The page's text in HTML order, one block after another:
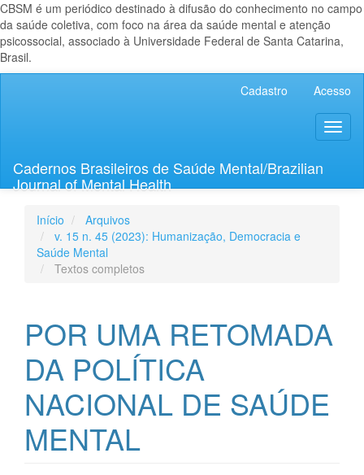
CBSM é um periódico destinado à difusão do conhecimento no campo
da saúde coletiva, com foco na área da saúde mental e atenção
psicossocial, associado à Universidade Federal de Santa Catarina,
Brasil.
Lateral
Cadastro Acesso
Cadernos Brasileiros de Saúde Mental/Brazilian
Journal of Mental Health
Início
Arquivos
v. 15 n. 45 (2023): Humanização, Democracia e
Saúde Mental
Textos completos
POR UMA RETOMADA
DA POLÍTICA
NACIONAL DE SAÚDE
MENTAL